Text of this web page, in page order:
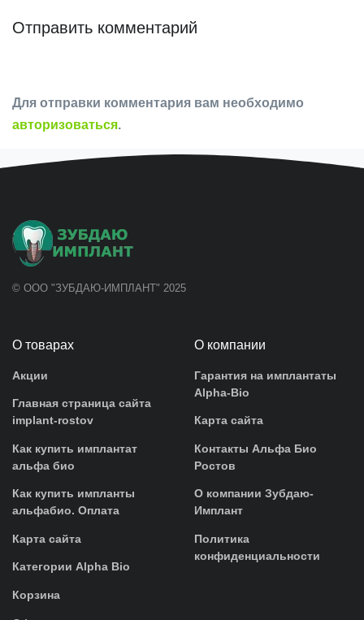
Отправить комментарий
Для отправки комментария вам необходимо
авторизоваться.
© ООО "ЗУБДАЮ-ИМПЛАНТ" 2025
О товарах
Акции
Главная страница сайта
implant-rostov
Как купить имплантат
альфа био
Как купить импланты
альфабио. Оплата
Карта сайта
Категории Alpha Bio
Корзина
О компании
Гарантия на имплантаты
Alpha-Bio
Карта сайта
Контакты Альфа Био
Ростов
О компании Зубдаю-
Имплант
Политика
конфиденциальности